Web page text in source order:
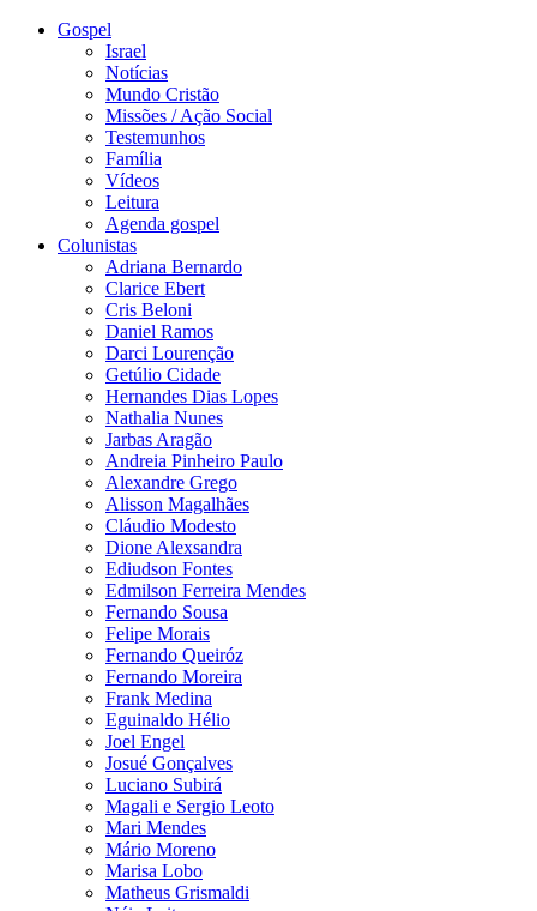
Gospel
Israel
Notícias
Mundo Cristão
Missões / Ação Social
Testemunhos
Família
Vídeos
Leitura
Agenda gospel
Colunistas
Adriana Bernardo
Clarice Ebert
Cris Beloni
Daniel Ramos
Darci Lourenção
Getúlio Cidade
Hernandes Dias Lopes
Nathalia Nunes
Jarbas Aragão
Andreia Pinheiro Paulo
Alexandre Grego
Alisson Magalhães
Cláudio Modesto
Dione Alexsandra
Ediudson Fontes
Edmilson Ferreira Mendes
Fernando Sousa
Felipe Morais
Fernando Queiróz
Fernando Moreira
Frank Medina
Eguinaldo Hélio
Joel Engel
Josué Gonçalves
Luciano Subirá
Magali e Sergio Leoto
Mari Mendes
Mário Moreno
Marisa Lobo
Matheus Grismaldi